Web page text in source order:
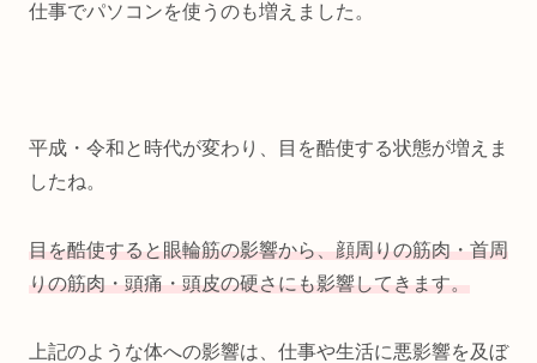
仕事でパソコンを使うのも増えました。
平成・令和と時代が変わり、目を酷使する状態が増えま
したね。
目を酷使すると眼輪筋の影響から、顔周りの筋肉・首周
りの筋肉・頭痛・頭皮の硬さにも影響してきます。
上記のような体への影響は、仕事や生活に悪影響を及ぼ